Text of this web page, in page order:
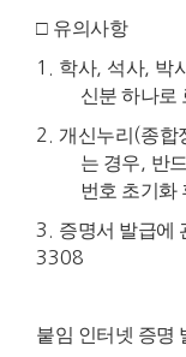
□ 유의사항
1. 학사, 석사, 박
신분 하나로
2. 개신누리 (종합
는 경우
반
번호 초기화
3. 증명서 발급에
3308
붙임 인터넷 증명